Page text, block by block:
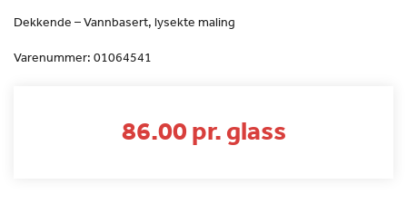
Dekkende – Vannbasert, lysekte maling
Varenummer: 01064541
86.00 pr. glass